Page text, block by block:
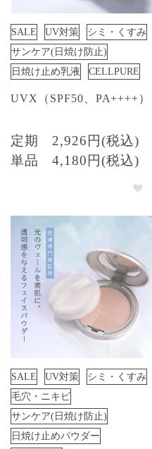
SALE UV対策
シミ・くすみ
サンケア(日焼け防止)
日焼け止め乳液
CELLPURE
UVX（SPF50、PA++++）
定期
2,926円(税込)
単品
4,180円(税込)
SALE UV対策
シミ・くすみ
毛穴・ニキビ
サンケア(日焼け防止)
日焼け止めパウダー